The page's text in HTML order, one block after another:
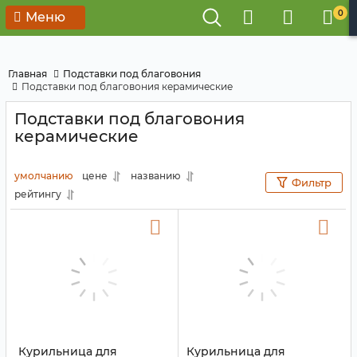
Меню 0
Главная
Подставки под благовония
Подставки под благовония керамические
Подставки под благовония
керамические
умолчанию цене
названию
рейтингу
Фильтр
Курильница для
Курильница для